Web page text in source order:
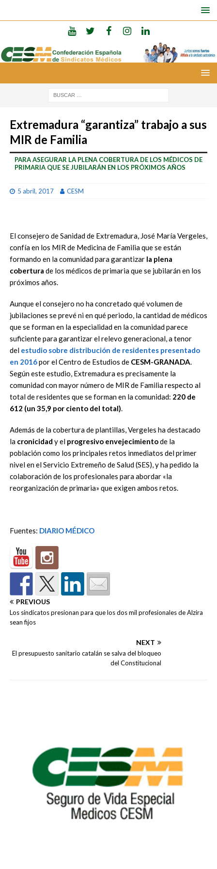
Extremadura “garantiza” trabajo a sus
MIR de Familia
PARA ASEGURAR LA PLENA COBERTURA DE LOS MÉDICOS DE
PRIMARIA QUE SE JUBILARÁN EN LOS PRÓXIMOS AÑOS
5 abril, 2017 CESM
El consejero de Sanidad de Extremadura, José María Vergeles,
confía en los MIR de Medicina de Familia que se están
formando en la comunidad para garantizar la plena
cobertura de los médicos de primaria que se jubilarán en los
próximos años.
Aunque el consejero no ha concretado qué volumen de
jubilaciones se prevé ni en qué periodo, la cantidad de médicos
que se forman en la especialidad en la comunidad parece
suficiente para garantizar el relevo generacional, a tenor
del estudio sobre distribución de residentes presentado
en 2016por el Centro de Estudios de CESM-GRANADA.
Según este estudio, Extremadura es precisamente la
comunidad con mayor número de MIR de Familia respecto al
total de residentes que se forman en la comunidad: 220 de
612 (un 35,9 por ciento del total).
Además de la cobertura de plantillas, Vergeles ha destacado
la cronicidad y el progresivo envejecimientode la
población como los principales retos inmediatos del primer
nivel en el Servicio Extremeño de Salud (SES), y ha pedido la
colaboración de los profesionales para abordar «la
reorganización de primaria» que exigen ambos retos.
Fuentes: DIARIO MÉDICO
PREVIOUS
Los sindicatos presionan para que los dos mil profesionales de Alzira
sean fijos
NEXT
El presupuesto sanitario catalán se salva del bloqueo
del Constitucional